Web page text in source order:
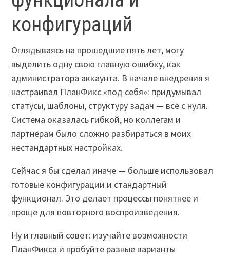
конфигураций
Оглядываясь на прошедшие пять лет, могу
выделить одну свою главную ошибку, как
администратора аккаунта. В начале внедрения я
настраивал ПланФикс «под себя»: придумывал
статусы, шаблоны, структуру задач — всё с нуля.
Система оказалась гибкой, но коллегам и
партнёрам было сложно разбираться в моих
нестандартных настройках.
Сейчас я бы сделал иначе — больше использовал
готовые конфигурации и стандартный
функционал. Это делает процессы понятнее и
проще для повторного воспроизведения.
Ну и главный совет: изучайте возможности
ПланФикса и пробуйте разные варианты